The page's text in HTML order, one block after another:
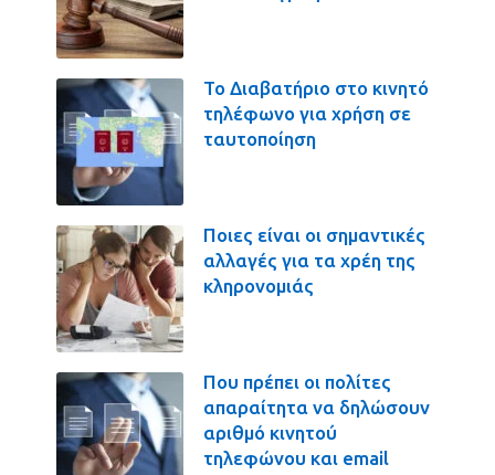
Το Διαβατήριο στο κινητό
τηλέφωνο για χρήση σε
ταυτοποίηση
Ποιες είναι οι σημαντικές
αλλαγές για τα χρέη της
κληρονομιάς
Που πρέπει οι πολίτες
απαραίτητα να δηλώσουν
αριθμό κινητού
τηλεφώνου και email